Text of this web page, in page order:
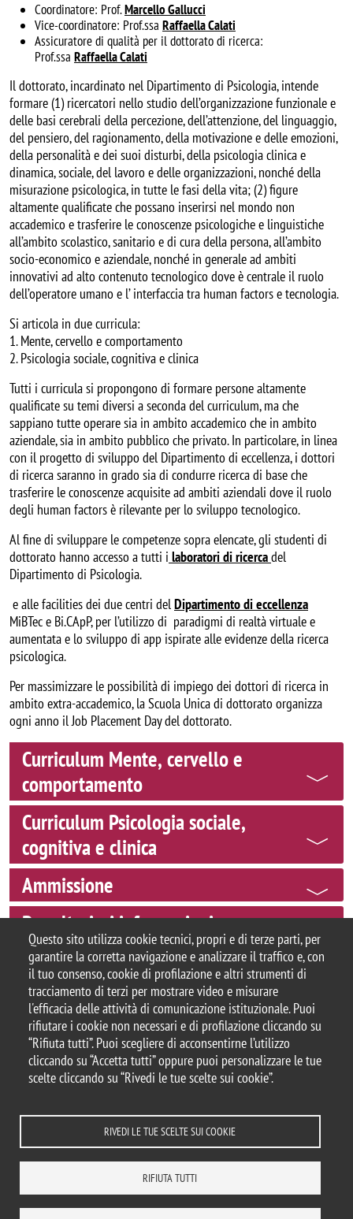
Questo sito utilizza cookie tecnici, propri e di terze parti, per
garantire la corretta navigazione e analizzare il traffico e, con
il tuo consenso, cookie di profilazione e altri strumenti di
tracciamento di terzi per mostrare video e misurare
l'efficacia delle attività di comunicazione istituzionale. Puoi
rifiutare i cookie non necessari e di profilazione cliccando su
“Rifiuta tutti”. Puoi scegliere di acconsentirne l’utilizzo
cliccando su “Accetta tutti” oppure puoi personalizzare le tue
scelte cliccando su “Rivedi le tue scelte sui cookie”.
RIVEDI LE TUE SCELTE SUI COOKIE
RIFIUTA TUTTI
Coordinatore: Prof.Marcello Gallucci
Vice-coordinatore: Prof.ssa Raffaella Calati
Assicuratore di qualità per il dottorato di ricerca:
Prof.ssa Raffaella Calati
Il dottorato, incardinato nel Dipartimento di Psicologia, intende
formare (1) ricercatori nello studio dell’organizzazione funzionale e
delle basi cerebrali della percezione, dell’attenzione, del linguaggio,
del pensiero, del ragionamento, della motivazione e delle emozioni,
della personalità e dei suoi disturbi, della psicologia clinica e
dinamica, sociale, del lavoro e delle organizzazioni, nonché della
misurazione psicologica, in tutte le fasi della vita; (2) figure
altamente qualificate che possano inserirsi nel mondo non
accademico e trasferire le conoscenze psicologiche e linguistiche
all’ambito scolastico, sanitario e di cura della persona, all’ambito
socio-economico e aziendale, nonché in generale ad ambiti
innovativi ad alto contenuto tecnologico dove è centrale il ruolo
dell’operatore umano e l’ interfaccia tra human factors e tecnologia.
Si articola in due curricula:
1. Mente, cervello e comportamento
2. Psicologia sociale, cognitiva e clinica
Tutti i curricula si propongono di formare persone altamente
qualificate su temi diversi a seconda del curriculum, ma che
sappiano tutte operare sia in ambito accademico che in ambito
aziendale, sia in ambito pubblico che privato. In particolare, in linea
con il progetto di sviluppo del Dipartimento di eccellenza, i dottori
di ricerca saranno in grado sia di condurre ricerca di base che
trasferire le conoscenze acquisite ad ambiti aziendali dove il ruolo
degli human factors è rilevante per lo sviluppo tecnologico.
Al fine di sviluppare le competenze sopra elencate, gli studenti di
dottorato hanno accesso a tutti i laboratori di ricercadel
Dipartimento di Psicologia.
e alle facilities dei due centri delDipartimento di eccellenza
MiBTec e Bi.CApP, per l’utilizzo di paradigmi di realtà virtuale e
aumentata e lo sviluppo di app ispirate alle evidenze della ricerca
psicologica.
Per massimizzare le possibilità di impiego dei dottori di ricerca in
ambito extra-accademico, la Scuola Unica di dottorato organizza
ogni anno il Job Placement Day del dottorato.
Curriculum Mente, cervello e
comportamento
Curriculum Psicologia sociale,
cognitiva e clinica
Ammissione
Per ulteriori informazioni
© 2025 Università degli Studi di Milano-Bicocca
Piazza dell'Ateneo Nuovo, 1 - 20126, Milano
Casella PEC:ateneo.bicocca@pec.unimib.it
P.I. 12621570154
|redazioneweb.psicologia@unimib.it
Note legali Privacy e cookie policy Amministrazione trasparente
Accessibilità
Statistiche di accesso Rivedi le tue scelte sui cookie